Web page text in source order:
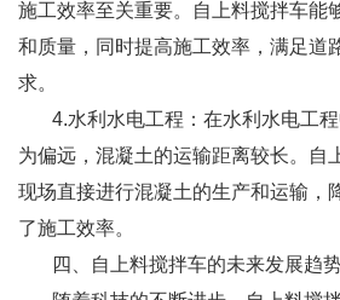
施工效率至关重要。自上料搅拌车能
和质量，同时提高施工效率，满足道
求。
4.水利水电工程：在水利水电工程
为偏远，混凝土的运输距离较长。自
现场直接进行混凝土的生产和运输，
了施工效率。
四、自上料搅拌车的未来发展趋